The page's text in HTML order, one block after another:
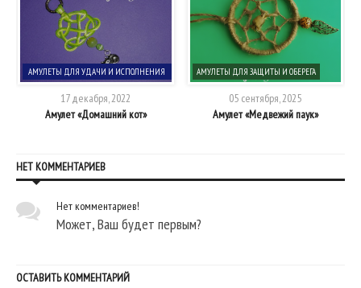
АМУЛЕТЫ ДЛЯ УДАЧИ И ИСПОЛНЕНИЯ
17 декабря, 2022
Амулет «Домашний кот»
АМУЛЕТЫ ДЛЯ ЗАЩИТЫ И ОБЕРЕГА
05 сентября, 2025
Амулет «Медвежий паук»
НЕТ КОММЕНТАРИЕВ
Нет комментариев!
Может, Ваш будет первым?
ОСТАВИТЬ КОММЕНТАРИЙ